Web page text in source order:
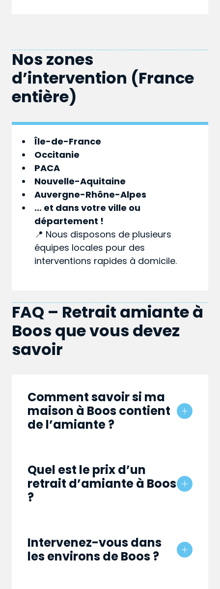
Nos zones
d’intervention (France
entière)
Île-de-France
Occitanie
PACA
Nouvelle-Aquitaine
Auvergne-Rhône-Alpes
… et dans votreville ou
département !
📍 Nous disposons de plusieurs
équipes locales pour des
interventions rapides à domicile.
FAQ – Retrait amiante à
Boos que vous devez
savoir
Comment savoir si ma
maison à Boos contient
de l’amiante ?
Quel est le prix d’un
retrait d’amiante à Boos
?
Intervenez-vous dans
les environs de Boos ?